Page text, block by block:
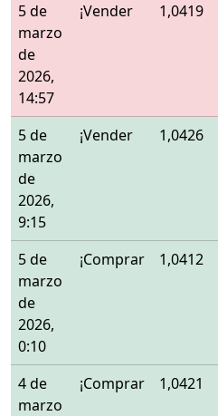
5 de
marzo
de
2026,
14:57
¡Vender 1,0419
5 de
marzo
de
2026,
9:15
¡Vender 1,0426
5 de
marzo
de
2026,
0:10
¡Comprar 1,0412
4 de
marzo
¡Comprar 1,0421